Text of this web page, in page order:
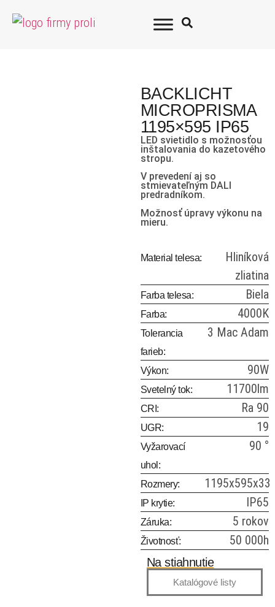
BACKLICHT
MICROPRISMA
1195×595 IP65
LED svietidlo s možnosťou
inštalovania do kazetového
stropu.
V prevedení aj so
stmievateľným DALI
predradníkom.
Možnosť úpravy výkonu na
mieru.
Material telesa:
Hliníková
zliatina
Farba telesa: Biela
Farba: 4000K
Tolerancia
farieb:
3 Mac Adam
Výkon: 90W
Svetelný tok: 11700lm
CRI: Ra 90
UGR: 19
Vyžarovací
uhol:
90 °
Rozmery: 1195x595x33
IP krytie: IP65
Záruka: 5 rokov
Životnosť: 50 000h
Na stiahnutie
Katalógové listy